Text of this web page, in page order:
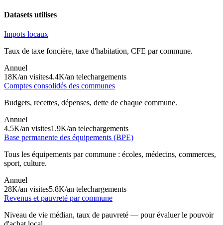
Datasets utilises
Impots locaux
Taux de taxe foncière, taxe d'habitation, CFE par commune.
Annuel
18K/an visites4.4K/an telechargements
Comptes consolidés des communes
Budgets, recettes, dépenses, dette de chaque commune.
Annuel
4.5K/an visites1.9K/an telechargements
Base permanente des équipements (BPE)
Tous les équipements par commune : écoles, médecins, commerces,
sport, culture.
Annuel
28K/an visites5.8K/an telechargements
Revenus et pauvreté par commune
Niveau de vie médian, taux de pauvreté — pour évaluer le pouvoir